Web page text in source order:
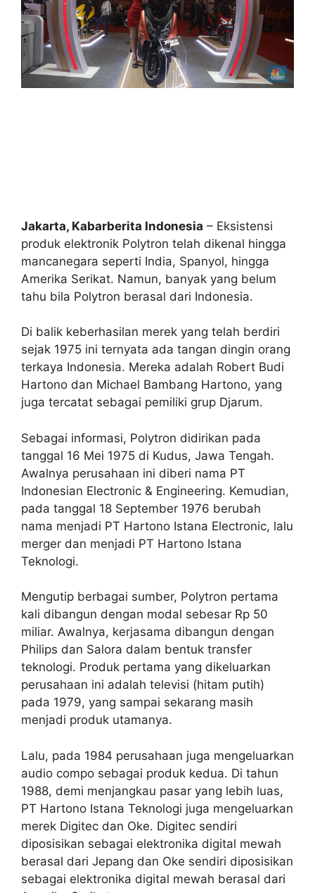
Jakarta, Kabarberita Indonesia – Eksistensi
produk elektronik Polytron telah dikenal hingga
mancanegara seperti India, Spanyol, hingga
Amerika Serikat. Namun, banyak yang belum
tahu bila Polytron berasal dari Indonesia.
Di balik keberhasilan merek yang telah berdiri
sejak 1975 ini ternyata ada tangan dingin orang
terkaya Indonesia. Mereka adalah Robert Budi
Hartono dan Michael Bambang Hartono, yang
juga tercatat sebagai pemiliki grup Djarum.
Sebagai informasi, Polytron didirikan pada
tanggal 16 Mei 1975 di Kudus, Jawa Tengah.
Awalnya perusahaan ini diberi nama PT
Indonesian Electronic & Engineering. Kemudian,
pada tanggal 18 September 1976 berubah
nama menjadi PT Hartono Istana Electronic, lalu
merger dan menjadi PT Hartono Istana
Teknologi.
Mengutip berbagai sumber, Polytron pertama
kali dibangun dengan modal sebesar Rp 50
miliar. Awalnya, kerjasama dibangun dengan
Philips dan Salora dalam bentuk transfer
teknologi. Produk pertama yang dikeluarkan
perusahaan ini adalah televisi (hitam putih)
pada 1979, yang sampai sekarang masih
menjadi produk utamanya.
Lalu, pada 1984 perusahaan juga mengeluarkan
audio compo sebagai produk kedua. Di tahun
1988, demi menjangkau pasar yang lebih luas,
PT Hartono Istana Teknologi juga mengeluarkan
merek Digitec dan Oke. Digitec sendiri
diposisikan sebagai elektronika digital mewah
berasal dari Jepang dan Oke sendiri diposisikan
sebagai elektronika digital mewah berasal dari